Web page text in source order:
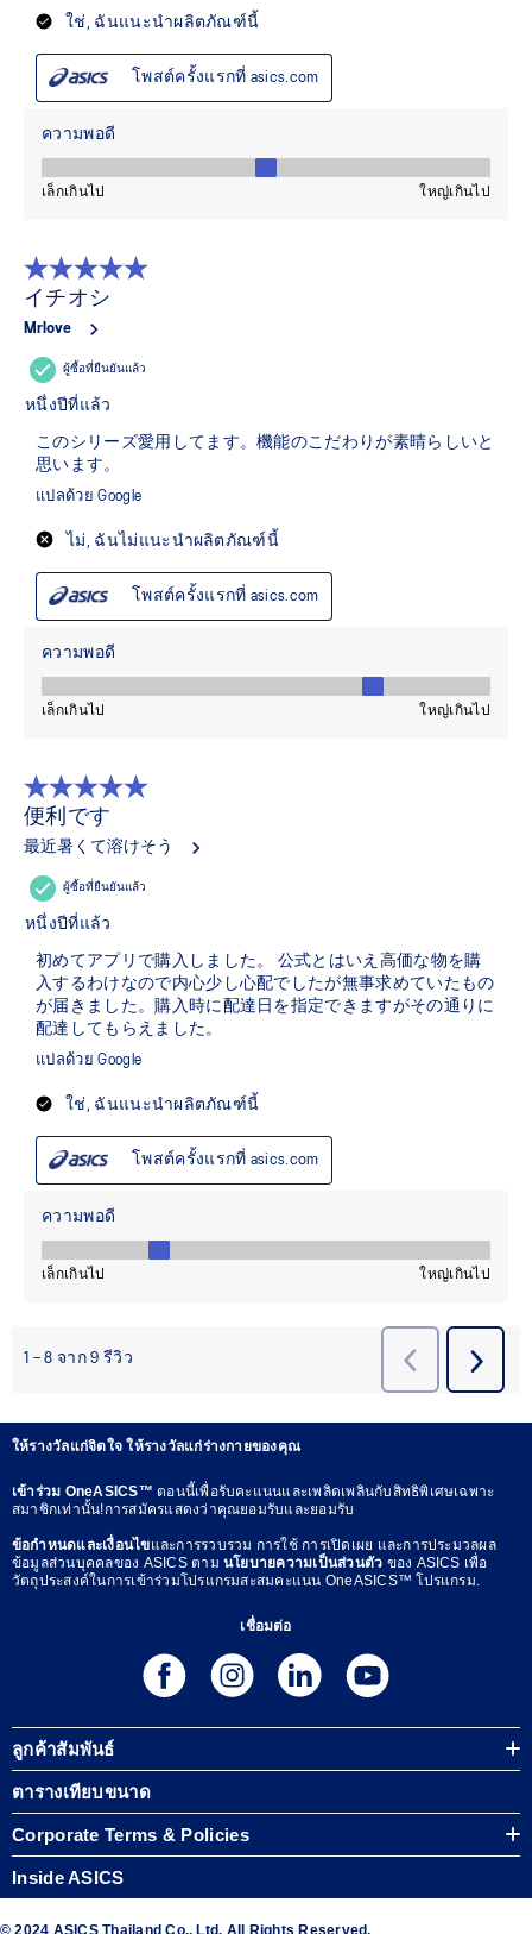
ให้รางวัลแก่จิตใจ ให้รางวัลแก่ร่างกายของคุณ
เข้าร่วม OneASICS™ตอนนี้เพื่อรับคะแนนและเพลิดเพลินกับสิทธิพิเศษเฉพาะ
สมาชิกเท่านั้น!การสมัครแสดงว่าคุณยอมรับและยอมรับ
ข้อกำหนดและเงื่อนไขและการรวบรวม การใช้ การเปิดเผย และการประมวลผล
ข้อมูลส่วนบุคคลของ ASICS ตาม นโยบายความเป็นส่วนตัว ของ ASICS เพื่อ
วัตถุประสงค์ในการเข้าร่วมโปรแกรมสะสมคะแนน OneASICS™ โปรแกรม.
เชื่อมต่อ
ลูกค้าสัมพันธ์
ตารางเทียบขนาด
Corporate Terms & Policies
Inside ASICS
© 2024 ASICS Thailand Co., Ltd. All Rights Reserved.